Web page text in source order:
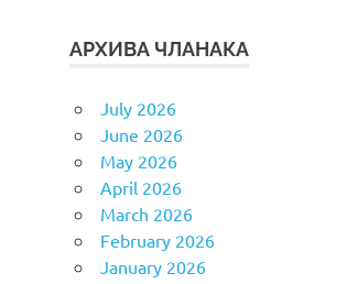
АРХИВА ЧЛАНАКА
July 2026
June 2026
May 2026
April 2026
March 2026
February 2026
January 2026